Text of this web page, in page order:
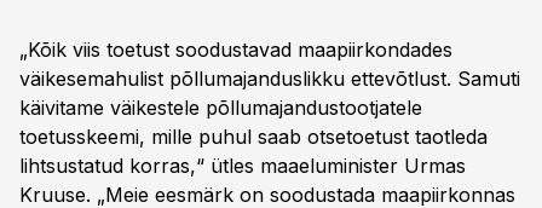
„Kõik viis toetust soodustavad maapiirkondades
väikesemahulist põllumajanduslikku ettevõtlust. Samuti
käivitame väikestele põllumajandustootjatele
toetusskeemi, mille puhul saab otsetoetust taotleda
lihtsustatud korras,“ ütles maaeluminister Urmas
Kruuse. „Meie eesmärk on soodustada maapiirkonnas